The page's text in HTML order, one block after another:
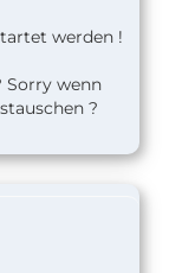
werden !
Sorry wenn
?